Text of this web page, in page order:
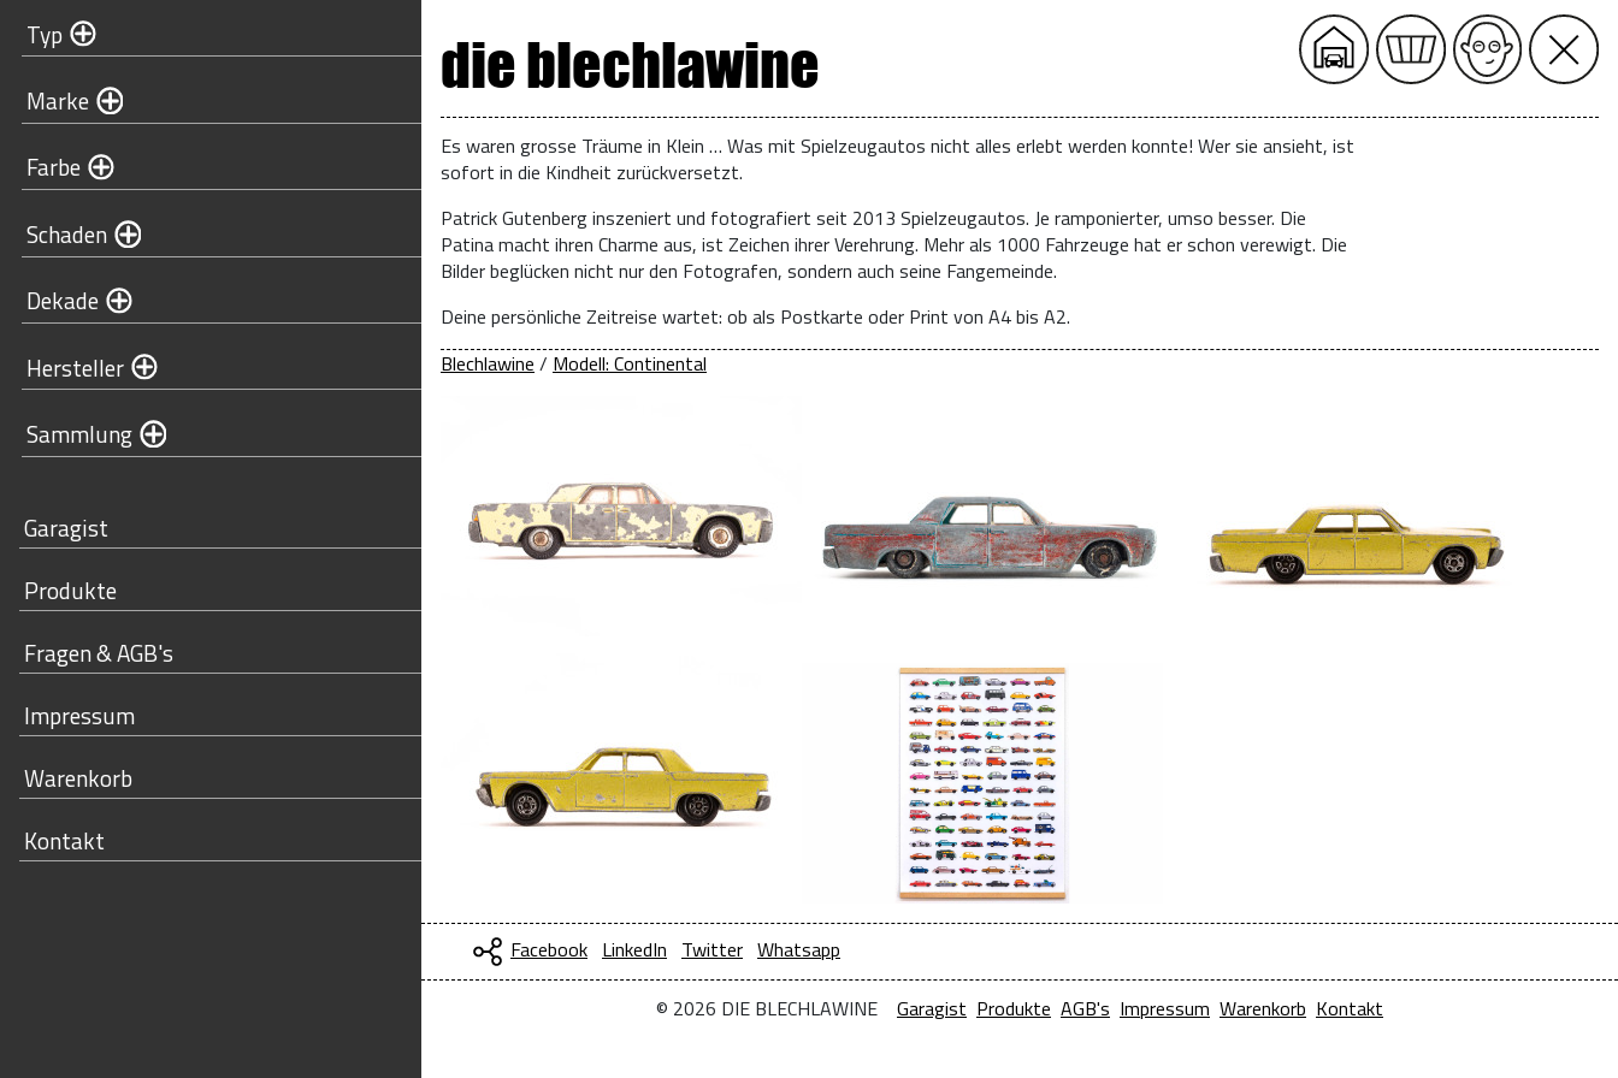
Typ
Marke
Farbe
Schaden
Dekade
Hersteller
Sammlung
Garagist
Produkte
Fragen & AGB's
Impressum
Warenkorb
Kontakt
die blechlawine
Es waren grosse Träume in Klein … Was mit Spielzeugautos nicht alles erlebt werden konnte! Wer sie ansieht, ist
sofort in die Kindheit zurückversetzt.
Patrick Gutenberg inszeniert und fotografiert seit 2013 Spielzeugautos. Je ramponierter, umso besser. Die
Patina macht ihren Charme aus, ist Zeichen ihrer Verehrung. Mehr als 1000 Fahrzeuge hat er schon verewigt. Die
Bilder beglücken nicht nur den Fotografen, sondern auch seine Fangemeinde.
Deine persönliche Zeitreise wartet: ob als Postkarte oder Print von A4 bis A2.
Blechlawine / Modell: Continental
Facebook LinkedIn Twitter Whatsapp
© 2026 DIE BLECHLAWINE Garagist Produkte AGB's Impressum Warenkorb Kontakt